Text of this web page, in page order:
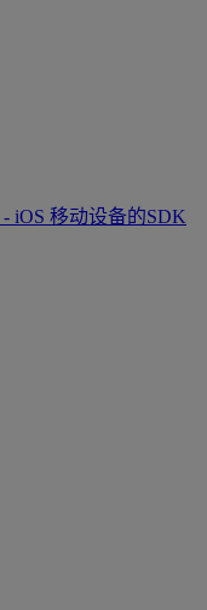
- iOS 移动设备的SDK